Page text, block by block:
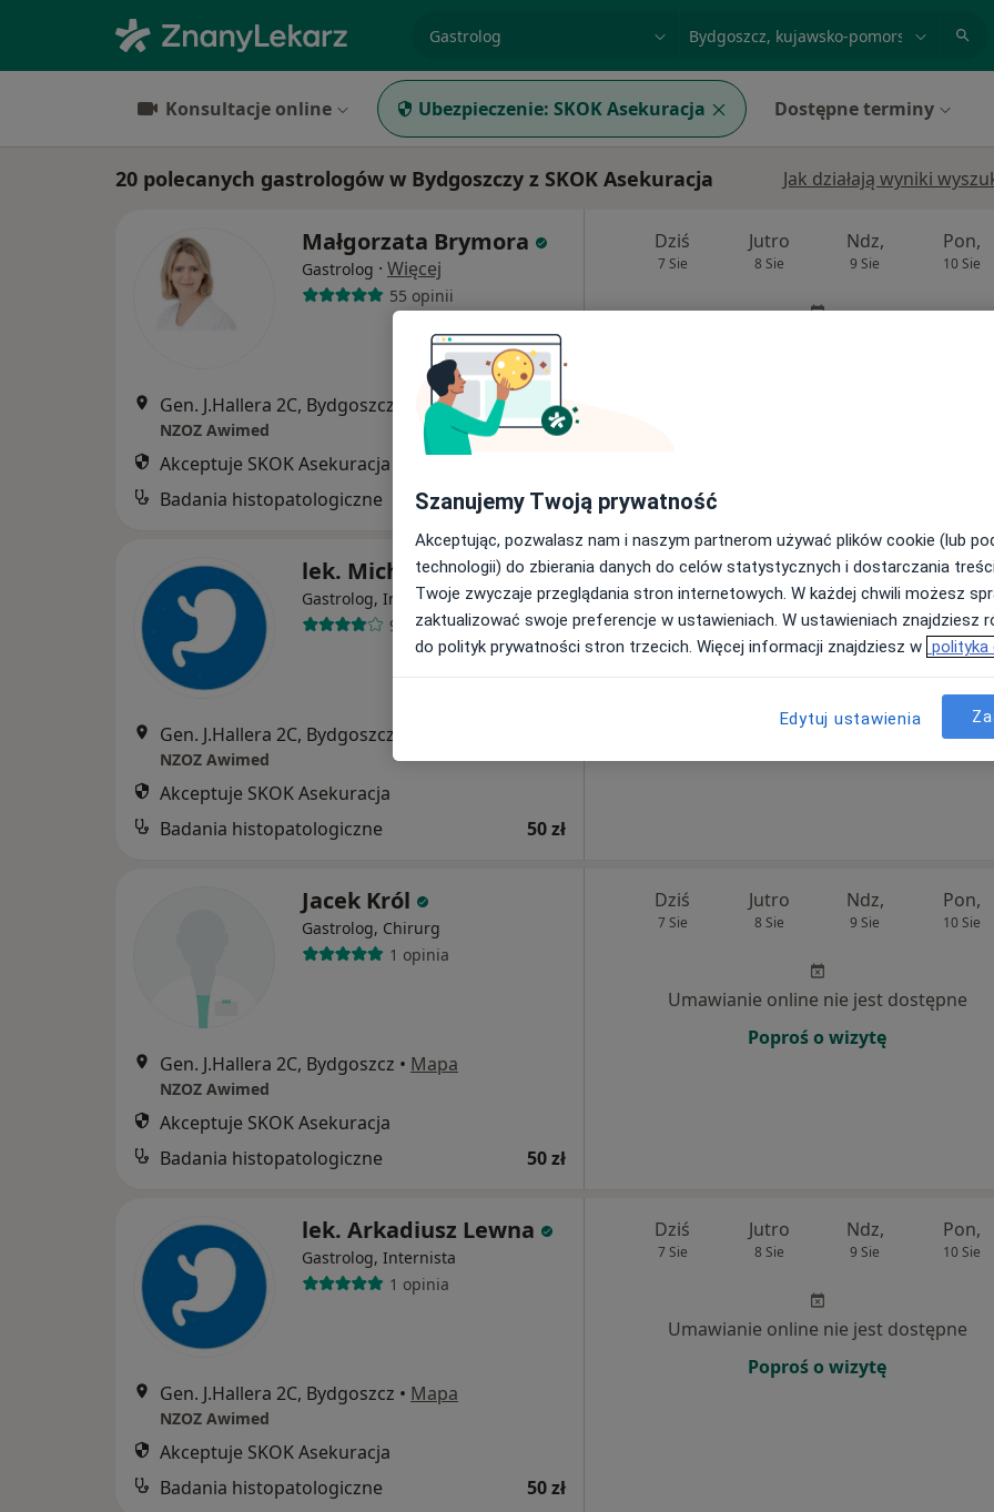
Konsultacje online Ubezpieczenie: SKOK Asekuracja Dostępne terminy
20 polecanych gastrologów w Bydgoszczy z SKOK Asekuracja Jak działają wyniki
Małgorzata Brymora
Gastrolog · Więcej
55 opinii
Gen. J.Hallera 2C, Bydgoszcz Mapa
NZOZ Awimed
Akceptuje SKOK Asekuracja
Badania histopatologiczne
50 zł
Dziś
7 Sie
Jutro
8 Sie
Ndz,
9 Sie
Pon,
10 Sie
lek. Michał Wiatr
Gastrolog, Internista
9 opinii
Gen. J.Hallera 2C, Bydgoszcz
NZOZ Awimed
Akceptuje SKOK Asekuracja
Badania histopatologiczne
50 zł
Dziś
7 Sie
Jutro
8 Sie
Ndz,
9 Sie
Pon,
10 Sie
Poproś o wizytę
Jacek Król
Gastrolog, Chirurg
1 opinia
Gen. J.Hallera 2C, Bydgoszcz • Mapa
NZOZ Awimed
Akceptuje SKOK Asekuracja
Badania histopatologiczne
50 zł
Dziś
7 Sie
Jutro
8 Sie
Ndz,
9 Sie
Pon,
10 Sie
Umawianie online nie jest dostępne
Poproś o wizytę
lek. Arkadiusz Lewna
Gastrolog, Internista
1 opinia
Gen. J.Hallera 2C, Bydgoszcz • Mapa
NZOZ Awimed
Akceptuje SKOK Asekuracja
Badania histopatologiczne
50 zł
Dziś
7 Sie
Jutro
8 Sie
Ndz,
9 Sie
Pon,
10 Sie
Umawianie online nie jest dostępne
Poproś o wizytę
Szanujemy Twoją prywatność
Akceptując, pozwalasz nam i naszym partnerom używać plików cookie (lub
technologii) do zbierania danych do celów statystycznych i dostarczania
Twoje zwyczaje przeglądania stron internetowych. W każdej chwili możesz
zaktualizować swoje preferencje w ustawieniach. W ustawieniach znajdziesz
do polityk prywatności stron trzecich. Więcej informacji znajdziesz w polityka
Edytuj ustawienia